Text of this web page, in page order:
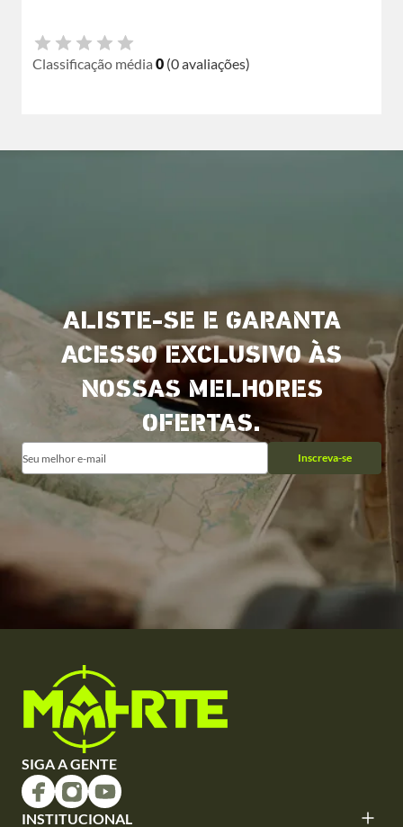
Classificação média 0 (0 avaliações)
ALISTE-SE E GARANTA
ACESSO EXCLUSIVO ÀS
NOSSAS MELHORES
OFERTAS.
Inscreva-se
SIGA A GENTE
INSTITUCIONAL